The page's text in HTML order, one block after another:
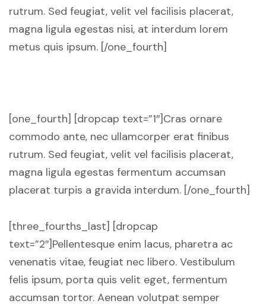
rutrum. Sed feugiat, velit vel facilisis placerat,
magna ligula egestas nisi, at interdum lorem
metus quis ipsum. [/one_fourth]
[one_fourth] [dropcap text=”1″]Cras ornare
commodo ante, nec ullamcorper erat finibus
rutrum. Sed feugiat, velit vel facilisis placerat,
magna ligula egestas fermentum accumsan
placerat turpis a gravida interdum. [/one_fourth]
[three_fourths_last] [dropcap
text=”2″]Pellentesque enim lacus, pharetra ac
venenatis vitae, feugiat nec libero. Vestibulum
felis ipsum, porta quis velit eget, fermentum
accumsan tortor. Aenean volutpat semper